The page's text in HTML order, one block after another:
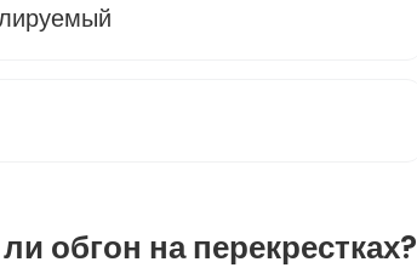
обгон на перекрестках?